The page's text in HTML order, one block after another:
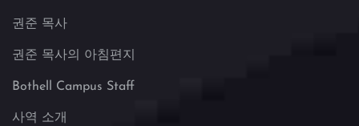
권준 목사
권준 목사의 아침편지
Bothell Campus Staff
사역 소개